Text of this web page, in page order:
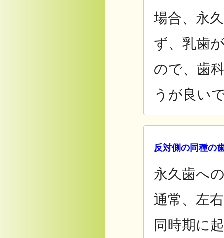
場合、永
ず、乳歯
ので、歯
うが良い
反対側の同種の
永久歯へ
通常、左
同時期に